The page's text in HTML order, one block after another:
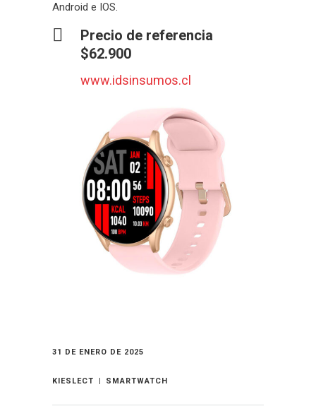
Android e IOS.
Precio de referencia
$62.900
www.idsinsumos.cl
31 DE ENERO DE 2025
KIESLECT SMARTWATCH